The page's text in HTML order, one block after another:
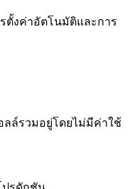
ตั้งค่าอัตโนมัติและการ
ลล์รวมอยู่โดยไม่มีค่าใช้